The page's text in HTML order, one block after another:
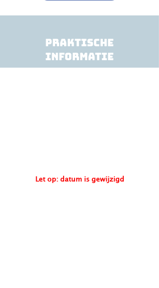
praktische
informatie
Let op: datum is gewijzigd